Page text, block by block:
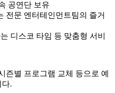
공연단 보유
전문 엔터테인먼트팀의 즐거
디스코 타임 등 맞춤형 서비
즌별 프로그램 교체 등으로 예
다.